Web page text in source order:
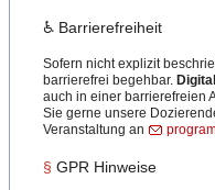
♿ Barrierefreiheit
Sofern nicht explizit
barrierefrei begehbar.
auch in einer barrierefreien
Sie gerne unsere
Veranstaltung an
§ GPR Hinweise